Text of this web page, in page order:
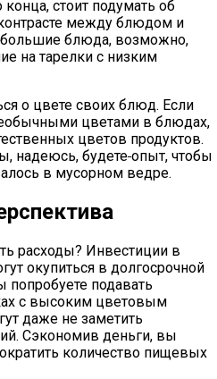
стоит подумать об
между блюдом и
большие блюда, возможно,
на тарелки с низким
о цвете своих блюд. Если
цветами в блюдах,
цветов продуктов.
надеюсь, будете опыт, чтобы
в мусорном ведре.
расходы? Инвестиции в
окупиться в долгосрочной
подавать
с высоким цветовым
даже не заметить
Сэкономив деньги, вы
количество пищевых